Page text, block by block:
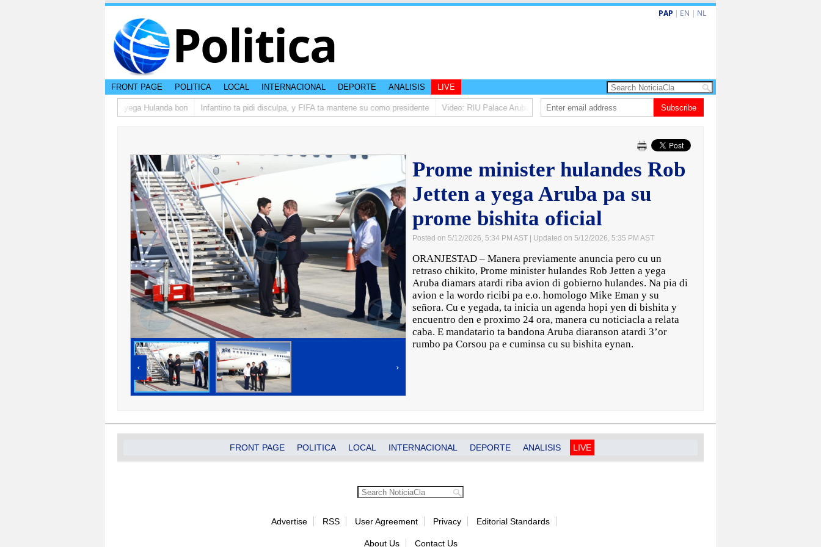
Politica PAP | EN | NL
FRONT PAGE POLITICA LOCAL INTERNACIONAL DEPORTE ANALISIS LIVE
di studiantenan di Aruba a yega Hulanda bon Infantino ta pidi disculpa, y FIFA ta mantene su como presidente Video: RIU Palace Aruba ta eleva turismo premium cu renobacion di US$106 miyon
Subscribe
‹ ›
Prome minister hulandes Rob
Jetten a yega Aruba pa su
prome bishita oficial
Posted on 5/12/2026, 5:34 PM AST | Updated on 5/12/2026, 5:35 PM AST
ORANJESTAD – Manera previamente anuncia pero cu un
retraso chikito, Prome minister hulandes Rob Jetten a yega
Aruba diamars atardi riba avion di gobierno hulandes. Na pia di
avion e la wordo ricibi pa e.o. homologo Mike Eman y su
señora. Cu e yegada, ta inicia un agenda hopi yen di bishita y
encuentro den e proximo 24 ora, manera cu noticiacla a relata
caba. E mandatario ta bandona Aruba diaranson atardi 3’or
rumbo pa Corsou pa e cuminsa cu su bishita eynan.
FRONT PAGE POLITICA LOCAL INTERNACIONAL DEPORTE ANALISIS LIVE
Advertise RSS User Agreement Privacy Editorial Standards
About Us Contact Us